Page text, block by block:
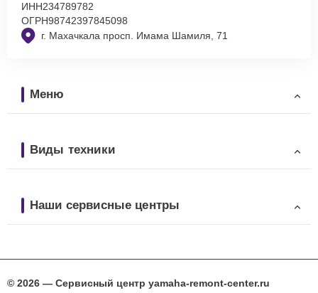
г. Махачкала просп. Имама Шамиля, 71
ИНН234789782
ОГРН98742397845098
Меню
Виды техники
Наши сервисные центры
© 2026 — Сервисный центр yamaha-remont-center.ru